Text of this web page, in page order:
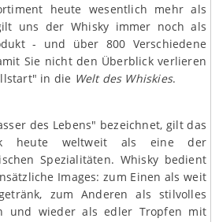
heute wesentlich mehr als
uns der Whisky immer noch als
- und über 800 Verschiedene
Sie nicht den Überblick verlieren
in die Welt des Whiskies.
des Lebens" bezeichnet, gilt das
heute weltweit als eine der
Spezialitäten. Whisky bedient
Images: zum Einen als weit
zum Anderen als stilvolles
und wieder als edler Tropfen mit